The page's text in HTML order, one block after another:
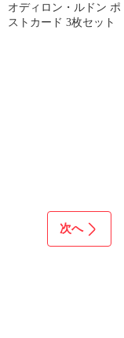
オディロン・ルドン ポ
ストカード 3枚セット
次へ